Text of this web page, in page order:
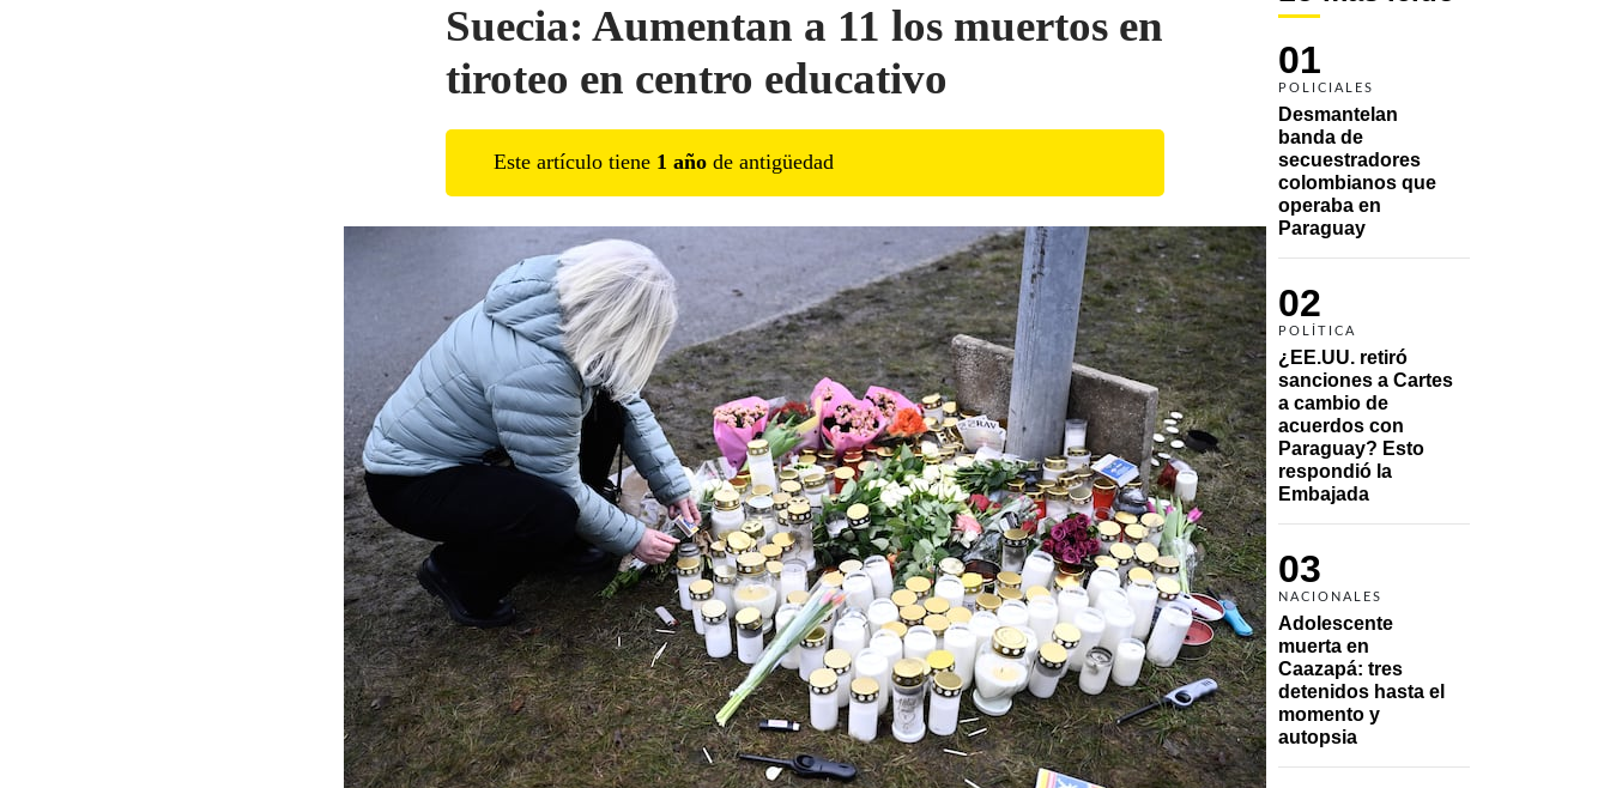
01
POLICIALES
Desmantelan
banda de
secuestradores
colombianos que
operaba en
Paraguay
02
POLÍTICA
¿EE.UU. retiró
sanciones a Cartes
a cambio de
acuerdos con
Paraguay? Esto
respondió la
Embajada
03
NACIONALES
Adolescente
muerta en
Caazapá: tres
detenidos hasta el
momento y
autopsia
Suecia: Aumentan a 11 los muertos en
tiroteo en centro educativo
Este artículo tiene 1 año de antigüedad